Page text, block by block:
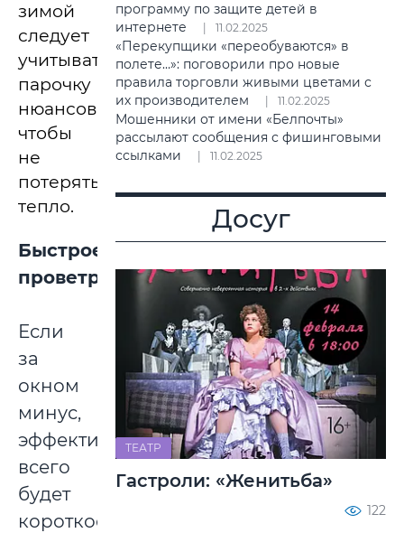
зимой
следует
учитывать
парочку
нюансов,
чтобы
не
потерять
тепло.
Быстрое
проветривание
Если
за
окном
минус,
эффективнее
всего
будет
короткое,
программу по защите детей в
интернете
11.02.2025
«Перекупщики «переобуваются» в
полете…»: поговорили про новые
правила торговли живыми цветами с
их производителем
11.02.2025
Мошенники от имени «Белпочты»
рассылают сообщения с фишинговыми
ссылками
11.02.2025
Досуг
ТЕАТР
Гастроли: «Женитьба»
122